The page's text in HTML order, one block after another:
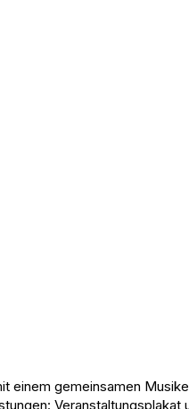
einem gemeinsamen
Veranstaltungsplakat